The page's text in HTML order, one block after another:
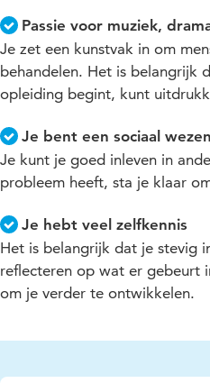
Passie voor muziek,
Je zet een kunstvak in om
behandelen. Het is belangrijk
opleiding begint, kunt
Je bent een sociaal wezen
Je kunt je goed inleven in
probleem heeft, sta je klaar
Je hebt veel zelfkennis
Het is belangrijk dat je stevig
reflecteren op wat er gebeurt
om je verder te ontwikkelen.